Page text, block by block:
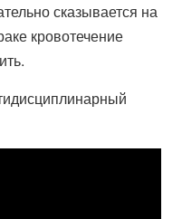
сказывается на
кровотечение